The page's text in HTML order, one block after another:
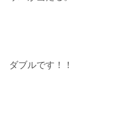
ダブルです！！